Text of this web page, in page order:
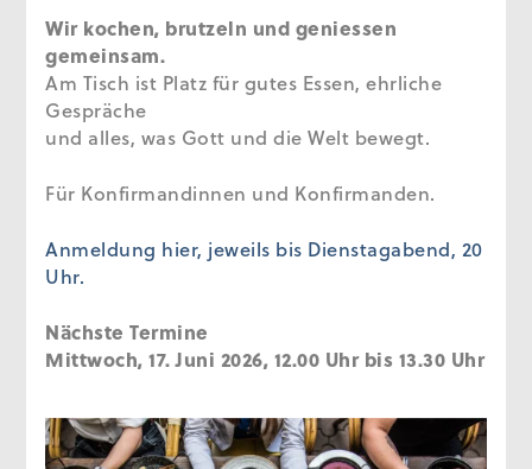
Wir kochen, brutzeln und geniessen
gemeinsam.
Am Tisch ist Platz für gutes Essen, ehrliche
Gespräche
und alles, was Gott und die Welt bewegt.
Für Konfirmandinnen und Konfirmanden.
Anmeldung hier, jeweils bis Dienstagabend, 20
Uhr.
Nächste Termine
Mittwoch, 17. Juni 2026, 12.00 Uhr bis 13.30 Uhr